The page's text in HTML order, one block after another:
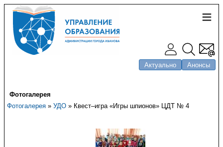
Актуально Анонсы
Фотогалерея
Фотогалерея » УДО » Квест–игра «Игры шпионов» ЦДТ № 4